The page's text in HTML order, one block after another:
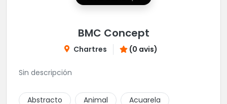
BMC Concept
Chartres (0 avis)
Sin descripción
Abstracto Animal
Acuarela